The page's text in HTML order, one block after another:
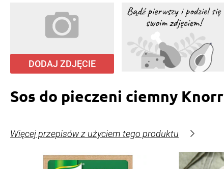
DODAJ ZDJĘCIE
Sos do pieczeni ciemny Knorr
Więcej przepisów z użyciem tego produktu